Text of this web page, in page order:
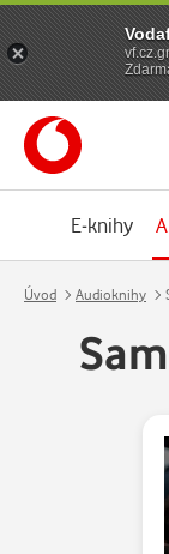
E-knihy
Úvod Audioknihy